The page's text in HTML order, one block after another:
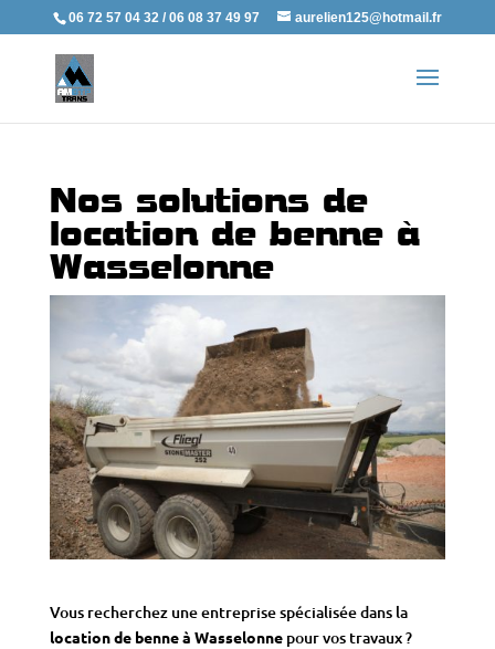
06 72 57 04 32 / 06 08 37 49 97 aurelien125@hotmail.fr
Nos solutions de
location de benne à
Wasselonne
Vous recherchez une entreprise spécialisée dans la
location de benne à Wasselonnepour vos travaux ?